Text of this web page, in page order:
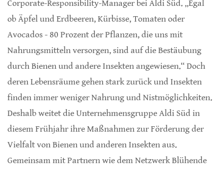
Corporate-Responsibility-Manager bei Aldi Süd. „Egal
ob Äpfel und Erdbeeren, Kürbisse, Tomaten oder
Avocados - 80 Prozent der Pflanzen, die uns mit
Nahrungsmitteln versorgen, sind auf die Bestäubung
durch Bienen und andere Insekten angewiesen.“ Doch
deren Lebensräume gehen stark zurück und Insekten
finden immer weniger Nahrung und Nistmöglichkeiten.
Deshalb weitet die Unternehmensgruppe Aldi Süd in
diesem Frühjahr ihre Maßnahmen zur Förderung der
Vielfalt von Bienen und anderen Insekten aus.
Gemeinsam mit Partnern wie dem Netzwerk Blühende